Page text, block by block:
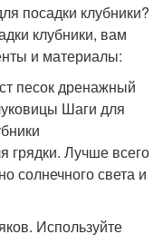
посадки клубники?
клубники, вам
и материалы:
песок дренажный
Шаги для
грядки. Лучше всего
солнечного света и
Используйте